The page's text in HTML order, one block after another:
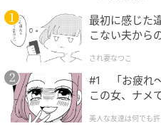
最初に感じた
こない夫から
され妻なつこ
#1 「お疲れ
この女、ナメ
美人な友達は何でも